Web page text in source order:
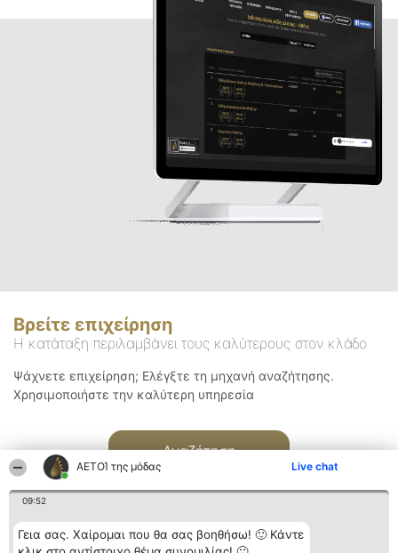
ΑΕΤΟΊ της μόδας Live chat
09:52
Γεια σας. Χαίρομαι που θα σας βοηθήσω! 🙂 Κάντε
Βρείτε επιχείρηση
Η κατάταξη περιλαμβάνει τους καλύτερους στον κλάδο
Ψάχνετε επιχείρηση; Ελέγξτε τη μηχανή αναζήτησης.
Χρησιμοποιήστε την καλύτερη υπηρεσία
Αναζήτηση